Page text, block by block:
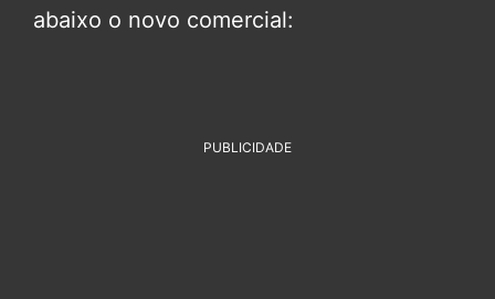
abaixo o novo comercial:
PUBLICIDADE